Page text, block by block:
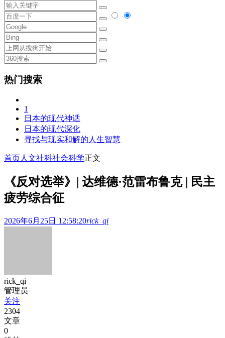
热门搜索
1
日本的现代神话
日本的现代深化
寻找与现实和解的人生智慧
首页人文社科社会科学正文
《反对选举》| 达维德·范雷布鲁克 | 民主
疲劳综合征
2026年6月25日 12:58:20rick_qi
rick_qi
管理员
关注
2304
文章
0